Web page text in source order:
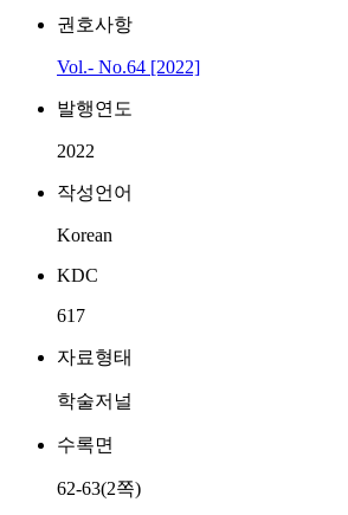
권호사항
Vol.- No.64 [2022]
발행연도
2022
작성언어
Korean
KDC
617
자료형태
학술저널
수록면
62-63(2쪽)